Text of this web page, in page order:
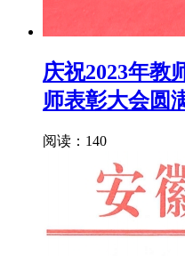
庆祝2023年教
师表彰大会圆
阅读：140